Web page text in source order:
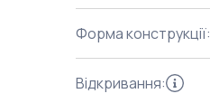
Форма конструкції:
Відкривання: